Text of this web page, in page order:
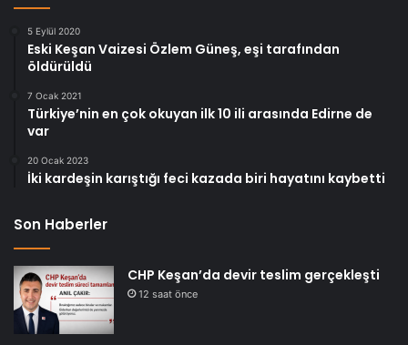
5 Eylül 2020
Eski Keşan Vaizesi Özlem Güneş, eşi tarafından
öldürüldü
7 Ocak 2021
Türkiye’nin en çok okuyan ilk 10 ili arasında Edirne de
var
20 Ocak 2023
İki kardeşin karıştığı feci kazada biri hayatını kaybetti
Son Haberler
CHP Keşan’da devir teslim gerçekleşti
12 saat önce